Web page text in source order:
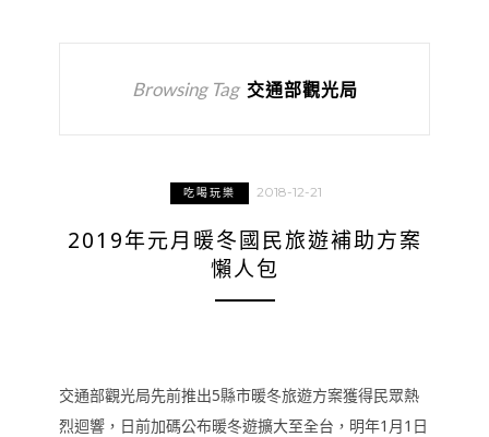
Browsing Tag 交通部觀光局
吃喝玩樂 2018-12-21
2019年元月暖冬國民旅遊補助方案
懶人包
交通部觀光局先前推出5縣市暖冬旅遊方案獲得民眾熱
烈迴響，日前加碼公布暖冬遊擴大至全台，明年1月1日